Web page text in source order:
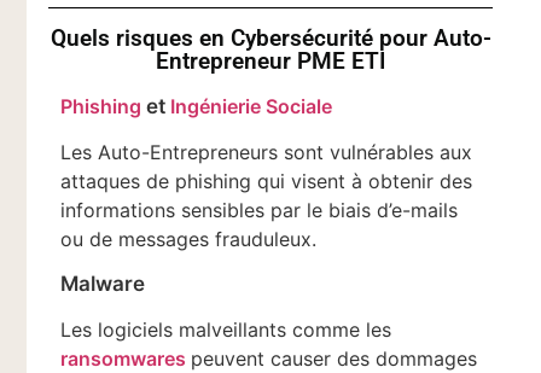
Quels risques en Cybersécurité pour Auto-
Entrepreneur PME ETI
Phishing et Ingénierie Sociale
Les Auto-Entrepreneurs sont vulnérables aux
attaques de phishing qui visent à obtenir des
informations sensibles par le biais d’e-mails
ou de messages frauduleux.
Malware
Les logiciels malveillants comme les
ransomwares peuvent causer des dommages